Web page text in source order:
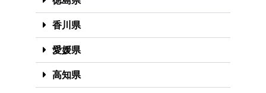
香川県
愛媛県
高知県